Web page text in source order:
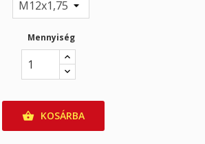
Mennyiség
 KOSÁRBA